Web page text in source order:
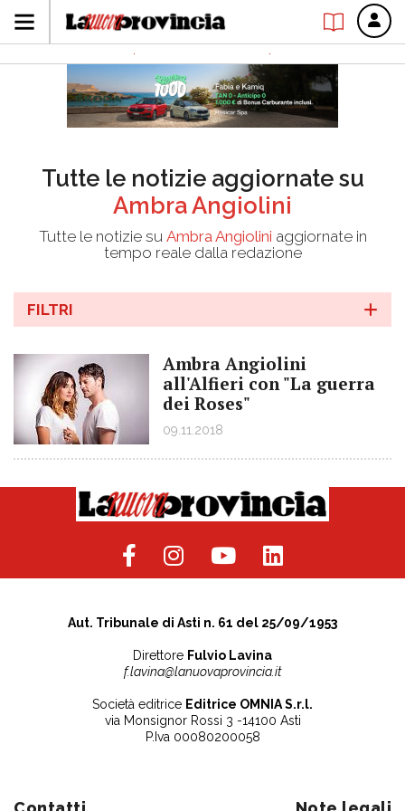
Tutte le notizie aggiornate su
Ambra Angiolini
Tutte le notizie su Ambra Angiolini aggiornate in
tempo reale dalla redazione
FILTRI
Ambra Angiolini
all'Alfieri con "La guerra
dei Roses"
09.11.2018
Aut. Tribunale di Asti n. 61 del 25/09/1953
Direttore Fulvio Lavina
f.lavina@lanuovaprovincia.it
Società editrice Editrice OMNIA S.r.l.
via Monsignor Rossi 3 -14100 Asti
P.Iva 00080200058